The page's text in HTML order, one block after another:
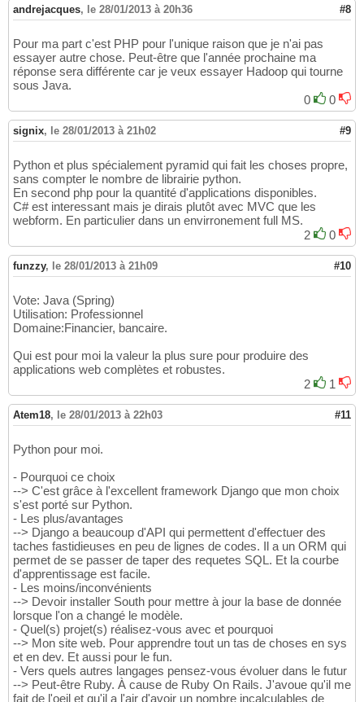
andrejacques, le 28/01/2013 à 20h36 #8
Pour ma part c'est PHP pour l'unique raison que je n'ai pas
essayer autre chose. Peut-être que l'année prochaine ma
réponse sera différente car je veux essayer Hadoop qui tourne
sous Java.
0
0
signix, le 28/01/2013 à 21h02 #9
Python et plus spécialement pyramid qui fait les choses propre,
sans compter le nombre de librairie python.
En second php pour la quantité d'applications disponibles.
C# est interessant mais je dirais plutôt avec MVC que les
webform. En particulier dans un envirronement full MS.
2
0
funzzy, le 28/01/2013 à 21h09 #10
Vote: Java (Spring)
Utilisation: Professionnel
Domaine:Financier, bancaire.
Qui est pour moi la valeur la plus sure pour produire des
applications web complètes et robustes.
2
1
Atem18, le 28/01/2013 à 22h03 #11
Python pour moi.
- Pourquoi ce choix
--> C'est grâce à l'excellent framework Django que mon choix
s'est porté sur Python.
- Les plus/avantages
--> Django a beaucoup d'API qui permettent d'effectuer des
taches fastidieuses en peu de lignes de codes. Il a un ORM qui
permet de se passer de taper des requetes SQL. Et la courbe
d'apprentissage est facile.
- Les moins/inconvénients
--> Devoir installer South pour mettre à jour la base de donnée
lorsque l'on a changé le modèle.
- Quel(s) projet(s) réalisez-vous avec et pourquoi
--> Mon site web. Pour apprendre tout un tas de choses en sys
et en dev. Et aussi pour le fun.
- Vers quels autres langages pensez-vous évoluer dans le futur
--> Peut-être Ruby. À cause de Ruby On Rails. J'avoue qu'il me
fait de l'oeil et qu'il a l'air d'avoir un nombre incalculables de